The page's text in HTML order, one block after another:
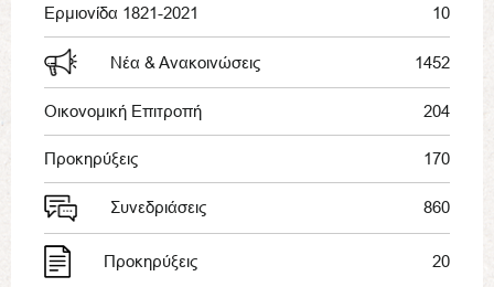
Ερμιονίδα 1821-2021 10
Νέα & Ανακοινώσεις 1452
Οικονομική Επιτροπή 204
Προκηρύξεις 170
Συνεδριάσεις 860
Προκηρύξεις 20